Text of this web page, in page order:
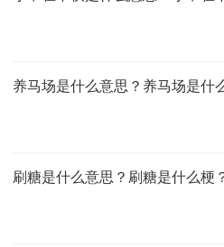
养马场是什么意思？养马场是什
刷糖是什么意思？刷糖是什么梗